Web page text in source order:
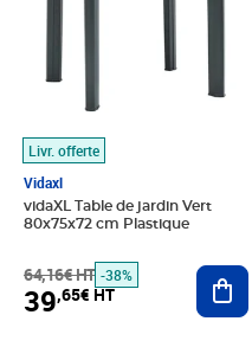
Livr. offerte
Vidaxl
vidaXL Table de jardin Vert
80x75x72 cm Plastique
64,16€ HT -38%
39,65€ HT